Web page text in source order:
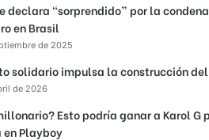
declara “sorprendido” por la
en Brasil
de 2025
solidario impulsa la construcción
de 2026
Esto podría ganar a Karol G
Playboy